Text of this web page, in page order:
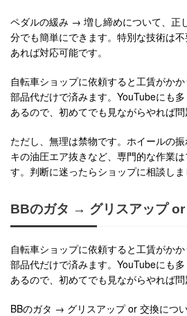
ペダルの緩み → 増し締めについて、正
分でも簡単にできます。特別な技術は
あれば対応可能です。
自転車ショップに依頼すると工賃がか
部品代だけで済みます。YouTubeにも
あるので、初めてでも見ながらやれば問
ただし、無理は禁物です。ホイールの
キの油圧エア抜きなど、専門的な作業
す。判断に迷ったらショップに相談しま
BBのガタ → グリスアップ or
自転車ショップに依頼すると工賃がか
部品代だけで済みます。YouTubeにも
あるので、初めてでも見ながらやれば問
BBのガタ → グリスアップ or 交換につ